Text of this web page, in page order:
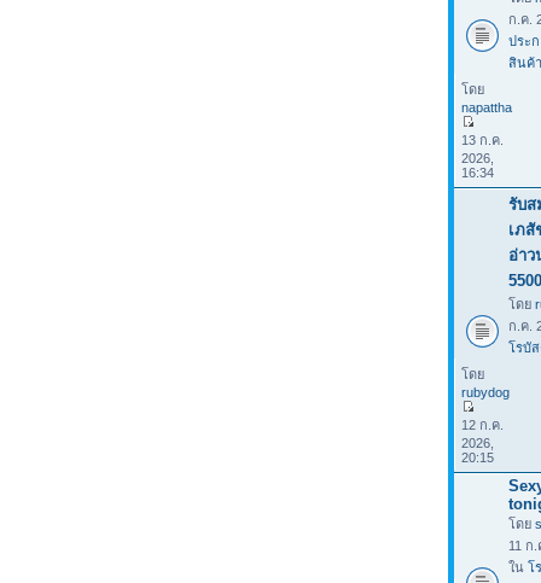
ก.ค.
ประ
สินค้า
โดย
napattha
13 ก.ค.
2026,
16:34
รับส
เภ
อ่าว
โดย
ก.ค.
โรบั
โดย
rubydog
12 ก.ค.
2026,
20:15
โดย
11 ก.
ใน โ